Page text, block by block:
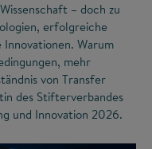
– doch zu
erfolgreiche
Warum
mehr
von Transfer
des Stifterverbandes
und Innovation 2026.